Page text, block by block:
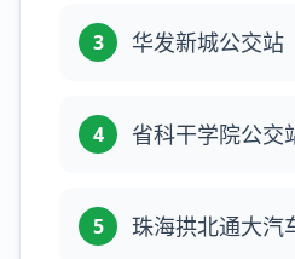
3 华发新城公交站
4 省科干学院公交
5 珠海拱北通大汽